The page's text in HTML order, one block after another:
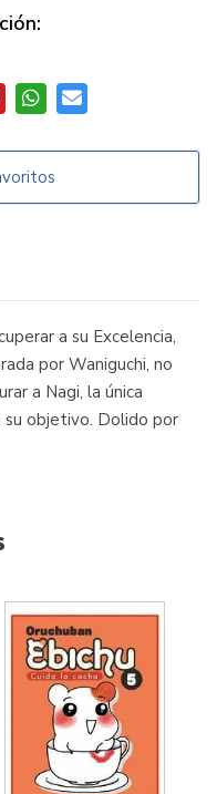
a su Excelencia,
por Waniguchi, no
a Nagi, la única
su objetivo. Dolido por